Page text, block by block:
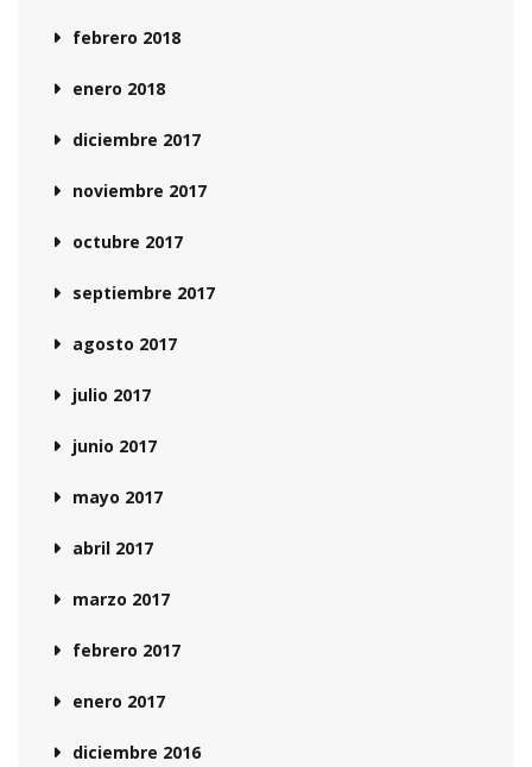
febrero 2018
enero 2018
diciembre 2017
noviembre 2017
octubre 2017
septiembre 2017
agosto 2017
julio 2017
junio 2017
mayo 2017
abril 2017
marzo 2017
febrero 2017
enero 2017
diciembre 2016